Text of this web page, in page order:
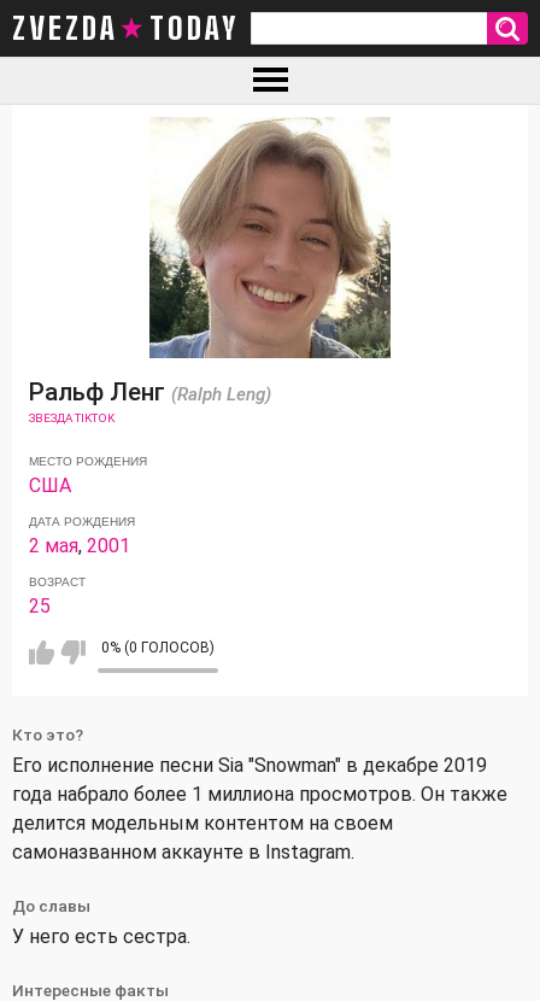
ZVEZDA TODAY
Ральф Ленг (Ralph Leng)
ЗВЕЗДА TIKTOK
МЕСТО РОЖДЕНИЯ
США
ДАТА РОЖДЕНИЯ
2 мая,2001
ВОЗРАСТ
25
0% (0 ГОЛОСОВ)
Кто это?
Его исполнение песни Sia "Snowman" в декабре 2019
года набрало более 1 миллиона просмотров. Он также
делится модельным контентом на своем
самоназванном аккаунте в Instagram.
До славы
У него есть сестра.
Интересные факты